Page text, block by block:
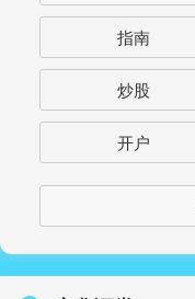
指南
炒股
开户